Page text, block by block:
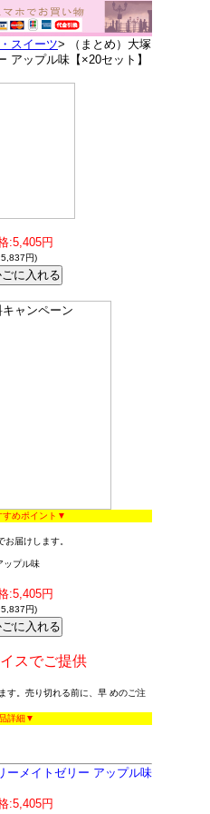
スイーツ> （まとめ）大塚
アップル味【×20セット】
:5,405円
円)
すめポイント▼
お届けします。
ップル味
:5,405円
円)
スでご提供
す。売り切れる前に、早 めのご注
詳細▼
ーメイトゼリー アップル味
:5,405円